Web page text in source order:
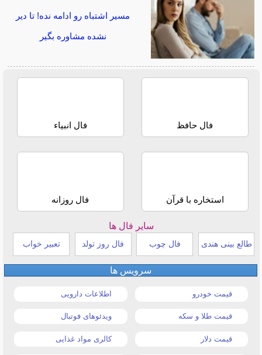
مسیر اشتباه رو ادامه نده! تا دیر
نشده مشاوره بگیر
فال حافظ فال انبیاء
استخاره با قرآن فال روزانه
سایر فال ها
طالع بینی هندی فال چوب فال روز تولد تعبیر خواب
سرویس ها
قیمت خودرو اطلاعات دارویی
قیمت طلا و سکه ویدئوهای فوتبال
قیمت دلار کالری مواد غذایی